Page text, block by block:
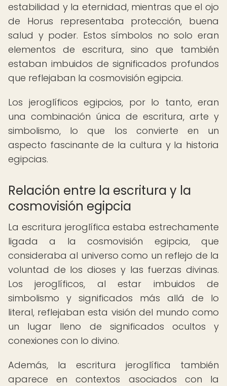
estabilidad y la eternidad, mientras que el ojo
de Horus representaba protección, buena
salud y poder. Estos símbolos no solo eran
elementos de escritura, sino que también
estaban imbuidos de significados profundos
que reflejaban la cosmovisión egipcia.
Los jeroglíficos egipcios, por lo tanto, eran
una combinación única de escritura, arte y
simbolismo, lo que los convierte en un
aspecto fascinante de la cultura y la historia
egipcias.
Relación entre la escritura y la
cosmovisión egipcia
La escritura jeroglífica estaba estrechamente
ligada a la cosmovisión egipcia, que
consideraba al universo como un reflejo de la
voluntad de los dioses y las fuerzas divinas.
Los jeroglíficos, al estar imbuidos de
simbolismo y significados más allá de lo
literal, reflejaban esta visión del mundo como
un lugar lleno de significados ocultos y
conexiones con lo divino.
Además, la escritura jeroglífica también
aparece en contextos asociados con la